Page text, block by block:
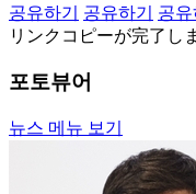
공유하기
공유하기 공유
リンクコピーが完了し
포토뷰어
뉴스 메뉴 보기